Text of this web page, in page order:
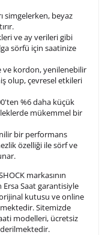
10 / 10
Vazgeç
Gravür İşlemi
verilecektir.
değişim
simgelerken, beyaz
ve ay verileri gibi
sörfü için saatinize
ve kordon, yenilenebilir
olup, çevresel etkileri
%6 daha küçük
mükemmel bir
bir performans
özelliği ile sörf ve
markasının
Saat garantisiyle
kutusu ve online
Sitemizde
modelleri, ücretsiz